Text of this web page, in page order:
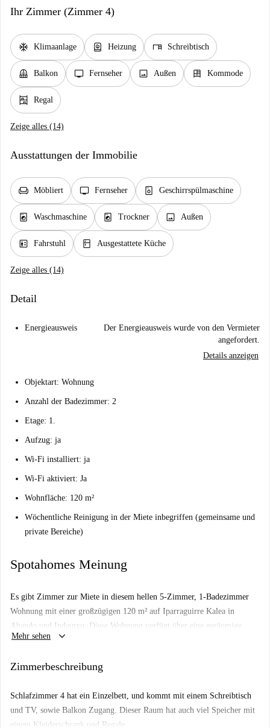
Ihr Zimmer (Zimmer 4)
ac_unit Klimaanlage water_heater Heizung desk Schreibtisch
balcony Balkon tv Fernseher image Außen dresser Kommode
shelves Regal
Zeige alles (14)
Ausstattungen der Immobilie
chair Möbliert tv Fernseher dishwasher_gen Geschirrspülmaschine
local_laundry_service Waschmaschine local_laundry_service Trockner image Außen
elevator Fahrstuhl kitchen Ausgestattete Küche
Zeige alles (14)
Detail
Energieausweis
Der Energieausweis wurde von den Vermieter
angefordert.
Details anzeigen
Objektart: Wohnung
Anzahl der Badezimmer: 2
Etage: 1.
Aufzug: ja
Wi-Fi installiert: ja
Wi-Fi aktiviert: Ja
Wohnfläche: 120 m²
Wöchentliche Reinigung in der Miete inbegriffen (gemeinsame und
private Bereiche)
Spotahomes Meinung
Es gibt Zimmer zur Miete in diesem hellen 5-Zimmer, 1-Badezimmer
Wohnung mit einer großzügigen 120 m² auf Iparraguirre Kalea in
Abando und Indautxu. Diese Wohnung verfügt über eine geräumige
Gemeinschaftsküche mit allen notwendigen Geräten sowie ein gut
Es gibt viele Geschäfte und Restaurants rund um diese zentrale Wohnung
entfernt und das Stadion "San Mames" Zelaia befindet sich ebenfalls in
Mehr sehen keyboard_arrow_down
Zimmerbeschreibung
Schlafzimmer 4 hat ein Einzelbett, und kommt mit einem Schreibtisch
und TV, sowie Balkon Zugang. Dieser Raum hat auch viel Speicher mit
einem Kleiderschrank und Regale.